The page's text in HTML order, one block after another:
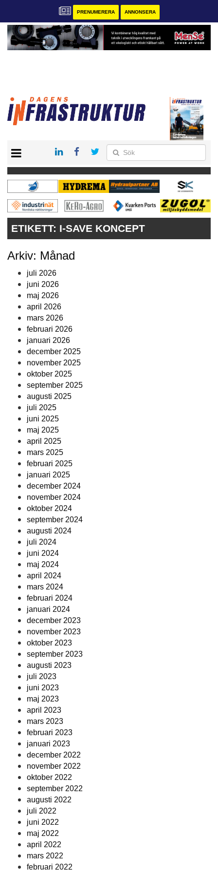
PRENUMERERA ANNONSERA
KONTAKT
VÅRA ANDRA MAGASIN
PRENUMERERA
ANNONSERA
ETIKETT: I-SAVE KONCEPT
Arkiv: Månad
juli 2026
juni 2026
maj 2026
april 2026
mars 2026
februari 2026
januari 2026
december 2025
november 2025
oktober 2025
september 2025
augusti 2025
juli 2025
juni 2025
maj 2025
april 2025
mars 2025
februari 2025
januari 2025
december 2024
november 2024
oktober 2024
september 2024
augusti 2024
juli 2024
juni 2024
maj 2024
april 2024
mars 2024
februari 2024
januari 2024
december 2023
november 2023
oktober 2023
september 2023
augusti 2023
juli 2023
juni 2023
maj 2023
april 2023
mars 2023
februari 2023
januari 2023
december 2022
november 2022
oktober 2022
september 2022
augusti 2022
juli 2022
juni 2022
maj 2022
april 2022
mars 2022
februari 2022